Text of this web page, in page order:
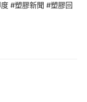
#塑膠新聞 #塑膠回